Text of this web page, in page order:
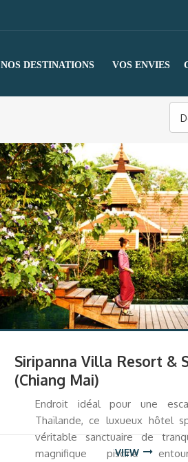
NOS DESTINATIONS VOS ENVIES
Siripanna Villa Resort &
(Chiang Mai)
Endroit idéal pour une
Thaïlande, ce luxueux hôtel
véritable sanctuaire de
magnifique piscine
VIEW